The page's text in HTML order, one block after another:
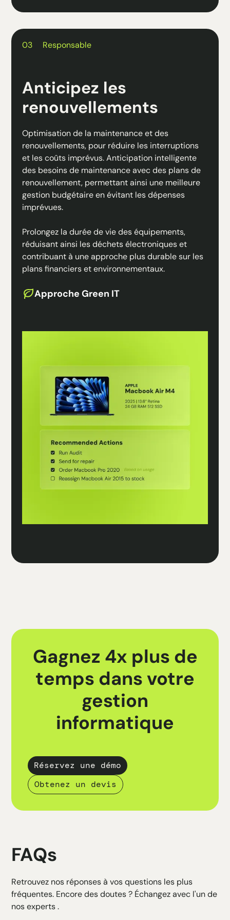
03 Responsable
Anticipez les
renouvellements
Optimisation de la maintenance et des
renouvellements, pour réduire les interruptions
et les coûts imprévus. Anticipation intelligente
des besoins de maintenance avec des plans de
renouvellement, permettant ainsi une meilleure
gestion budgétaire en évitant les dépenses
imprévues.
Prolongez la durée de vie des équipements,
réduisant ainsi les déchets électroniques et
contribuant à une approche plus durable sur les
plans financiers et environnementaux.
Approche Green IT
Gagnez 4x plus de
temps dans votre
gestion
informatique
Réservez une démo
Obtenez un devis
FAQs
Retrouvez nos réponses à vos questions les plus
fréquentes. Encore des doutes ? Échangez avec l'un de
nos experts .